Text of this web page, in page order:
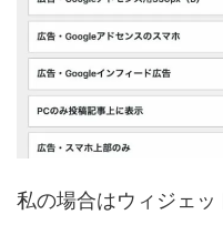
私の場合はウィジェッ